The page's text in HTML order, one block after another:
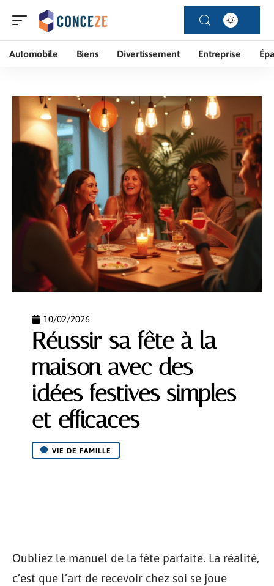
Automobile Biens Divertissement Entreprise
10/02/2026
Réussir sa fête à la
maison avec des
idées festives simples
et efficaces
VIE DE FAMILLE
Oubliez le manuel de la fête parfaite. La réalité,
c’est que l’art de recevoir chez soi se joue